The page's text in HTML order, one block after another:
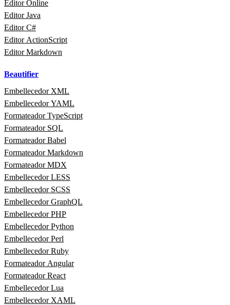
Editor Online
Editor Java
Editor C#
Editor ActionScript
Editor Markdown
Beautifier
Embellecedor XML
Embellecedor YAML
Formateador TypeScript
Formateador SQL
Formateador Babel
Formateador Markdown
Formateador MDX
Embellecedor LESS
Embellecedor SCSS
Embellecedor GraphQL
Embellecedor PHP
Embellecedor Python
Embellecedor Perl
Embellecedor Ruby
Formateador Angular
Formateador React
Embellecedor Lua
Embellecedor XAML